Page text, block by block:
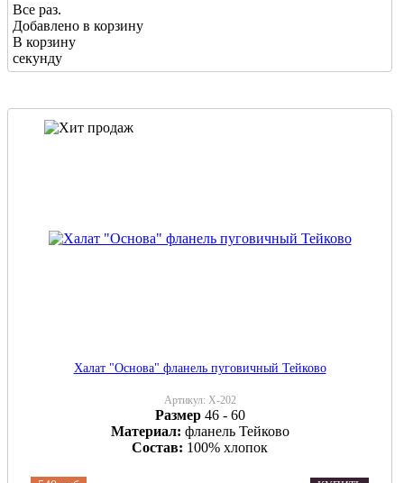
Все раз.
Добавлено в корзину
В корзину
секунду
Халат "Основа" фланель пуговичный Тейково
Артикул: Х-202
Размер 46 - 60
Материал: фланель Тейково
Состав: 100% хлопок